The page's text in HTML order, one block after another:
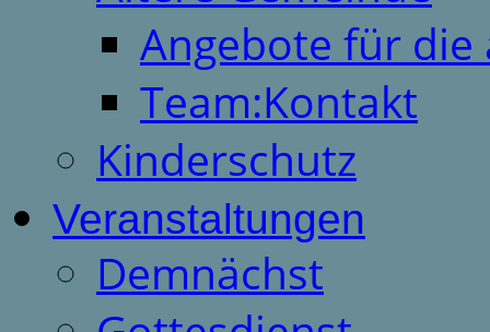
Angebote für
Team:Kontakt
Kinderschutz
Veranstaltungen
Demnächst